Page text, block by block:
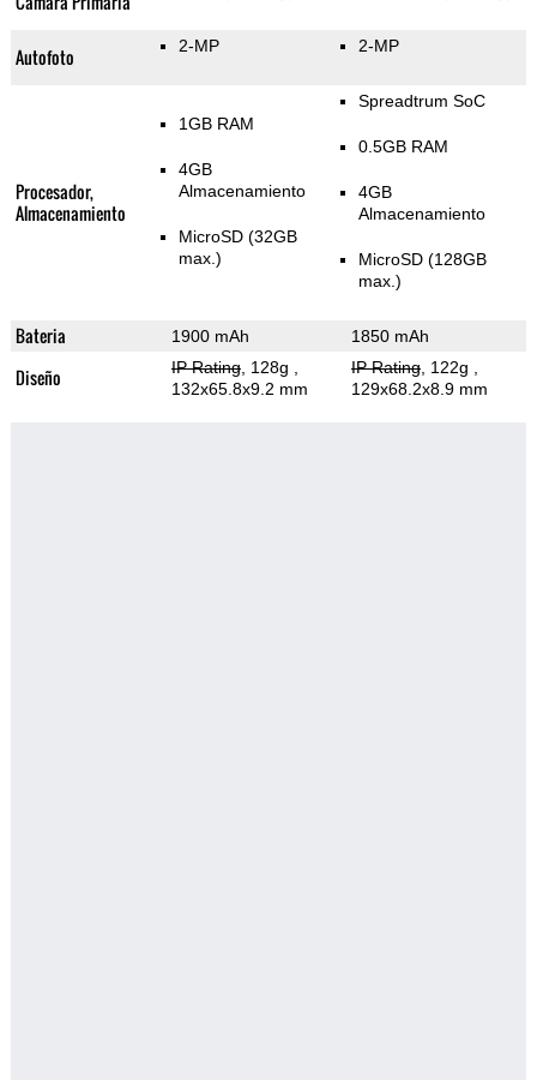
Autofoto 2-MP 2-MP
Procesador,
Almacenamiento
1GB RAM
4GB
Almacenamiento
MicroSD (32GB
max.)
Spreadtrum SoC
0.5GB RAM
4GB
Almacenamiento
MicroSD (128GB
max.)
Bateria 1900 mAh 1850 mAh
Diseño IP Rating, 128g
132x65.8x9.2 mm
IP Rating, 122g
129x68.2x8.9 mm